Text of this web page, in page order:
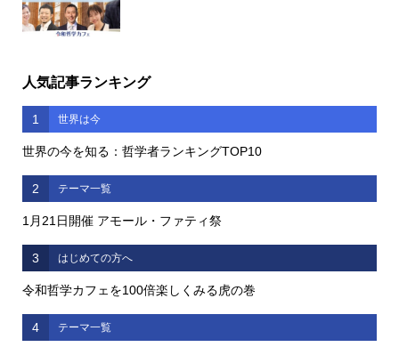
人気記事ランキング
1 世界は今
世界の今を知る：哲学者ランキングTOP10
2 テーマ一覧
1月21日開催 アモール・ファティ祭
3 はじめての方へ
令和哲学カフェを100倍楽しくみる虎の巻
4 テーマ一覧